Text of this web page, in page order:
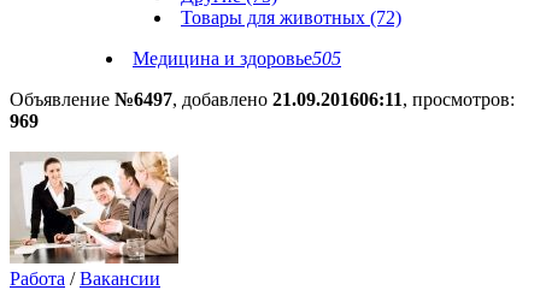
Товары для животных (72)
Медицина и здоровье505
Объявление №6497, добавлено 21.09.201606:11, просмотров:
969
Работа /Вакансии